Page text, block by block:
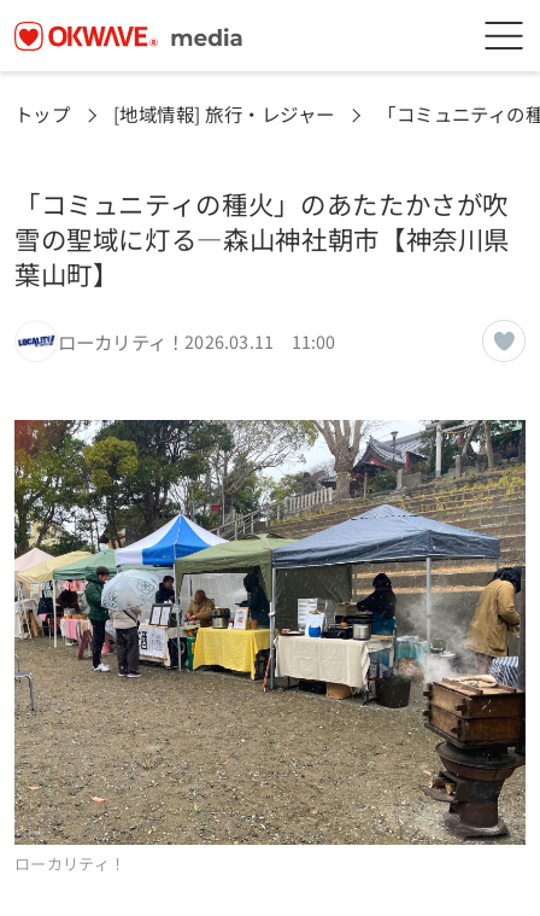
トップ [地域情報] 旅行・レジャー 「コミュニティ
「コミュニティの種火」のあたたかさが吹
雪の聖域に灯る—森山神社朝市【神奈川県
葉山町】
ローカリティ！2026.03.11 11:00
ローカリティ！